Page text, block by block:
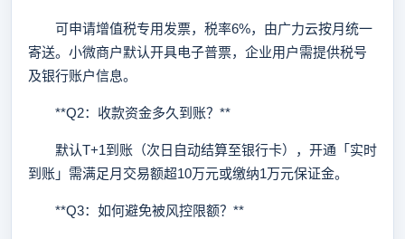
可申请增值税专用发票，税率6%，由广力云按月统一
寄送。小微商户默认开具电子普票，企业用户需提供税号
及银行账户信息。
**Q2：收款资金多久到账？**
默认T+1到账（次日自动结算至银行卡），开通「实时
到账」需满足月交易额超10万元或缴纳1万元保证金。
**Q3：如何避免被风控限额？**